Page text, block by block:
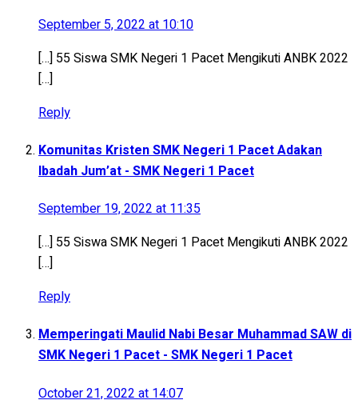
September 5, 2022 at 10:10
[…] 55 Siswa SMK Negeri 1 Pacet Mengikuti ANBK 2022
[…]
Reply
Komunitas Kristen SMK Negeri 1 Pacet Adakan
Ibadah Jum’at - SMK Negeri 1 Pacet
September 19, 2022 at 11:35
[…] 55 Siswa SMK Negeri 1 Pacet Mengikuti ANBK 2022
[…]
Reply
Memperingati Maulid Nabi Besar Muhammad SAW di
SMK Negeri 1 Pacet - SMK Negeri 1 Pacet
October 21, 2022 at 14:07